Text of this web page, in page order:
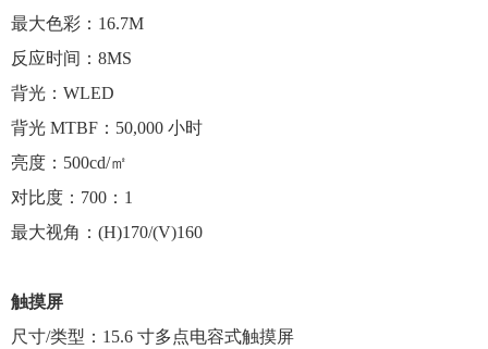
最大色彩：16.7M
反应时间：8MS
背光：WLED
背光 MTBF：50,000 小时
亮度：500cd/㎡
对比度：700：1
最大视角：(H)170/(V)160
触摸屏
尺寸/类型：15.6 寸多点电容式触摸屏